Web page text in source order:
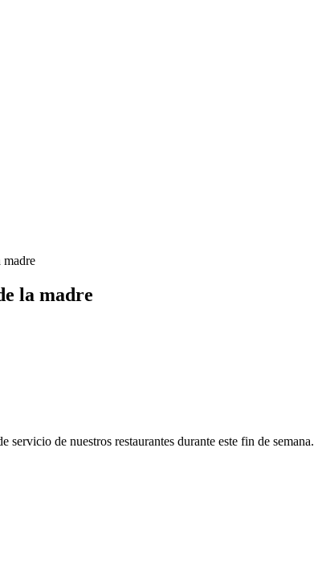
madre
la madre
de nuestros restaurantes durante este fin de semana.